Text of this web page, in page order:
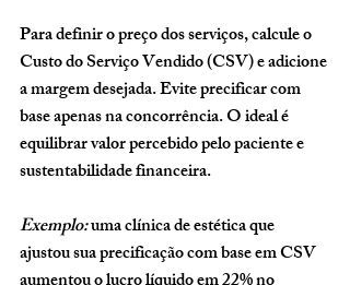
Para definir o preço dos serviços, calcule o
Custo do Serviço Vendido (CSV) e adicione
a margem desejada. Evite precificar com
base apenas na concorrência. O ideal é
equilibrar valor percebido pelo paciente e
sustentabilidade financeira.
Exemplo: uma clínica de estética que
ajustou sua precificação com base em CSV